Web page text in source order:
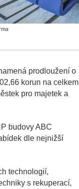
prodloužení o
korun na celkem
pro majetek a
budovy ABC
dle nejnižší
technologií,
s rekuperací,